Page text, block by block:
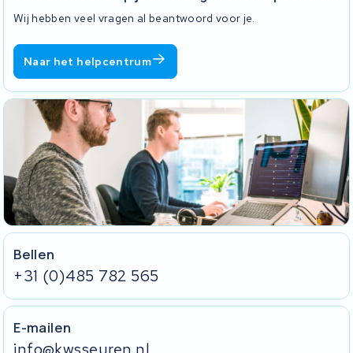
Wij hebben veel vragen al beantwoord voor je.
Naar het helpcentrum
Bellen
+31 (0)485 782 565
E-mailen
info@kwsseuren.nl